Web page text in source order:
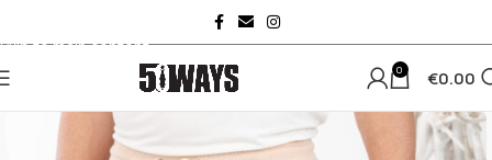
Skip to main content
0 €0.00